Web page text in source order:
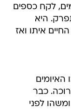
לקח כספים
היא
איתו ואז
כבר
ומשהו לפני